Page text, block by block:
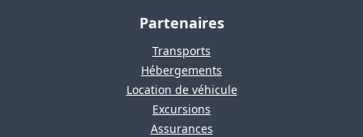
Partenaires
Transports
Hébergements
Location de véhicule
Excursions
Assurances